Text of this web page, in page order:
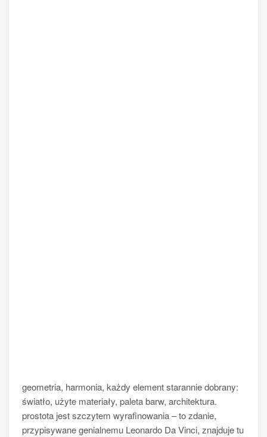
geometria, harmonia, każdy element starannie dobrany:
światło, użyte materiały, paleta barw, architektura.
prostota jest szczytem wyrafinowania – to zdanie,
przypisywane genialnemu Leonardo Da Vinci, znajduje tu